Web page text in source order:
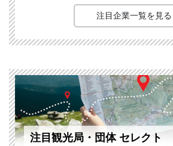
注目企業一覧を見る
注目観光局・団体 セレクト